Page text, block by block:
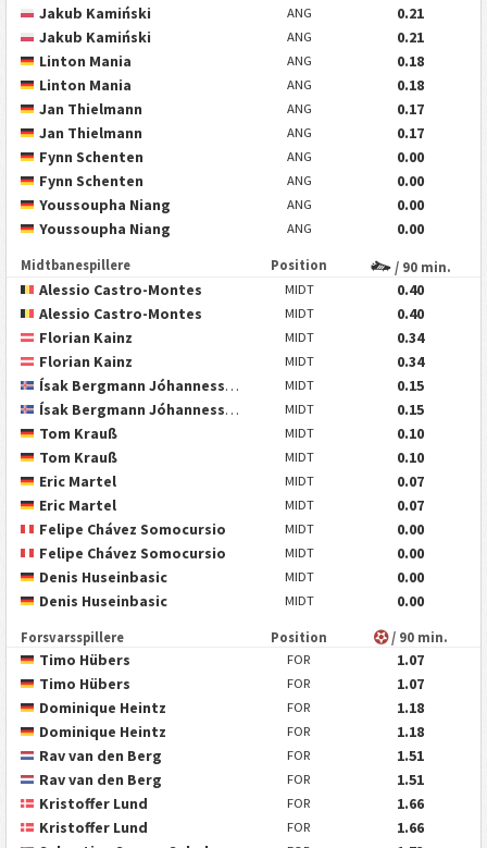
Jakub Kamiński
ANG
0.21
Jakub Kamiński
ANG
0.21
Linton Mania
ANG
0.18
Linton Mania
ANG
0.18
Jan Thielmann
ANG
0.17
Jan Thielmann
ANG
0.17
Fynn Schenten
ANG
0.00
Fynn Schenten
ANG
0.00
Youssoupha Niang
ANG
0.00
Youssoupha Niang
ANG 0.00
Midtbanespillere Position / 90 min.
Alessio Castro-Montes MIDT
0.40
Alessio Castro-Montes
MIDT
0.40
Florian Kainz
MIDT
0.34
Florian Kainz
MIDT
0.34
Ísak Bergmann Jóhannesson
MIDT
0.15
Ísak Bergmann Jóhannesson
MIDT
0.15
Tom Krauß
MIDT
0.10
Tom Krauß
MIDT
0.10
Eric Martel
MIDT
0.07
Eric Martel
MIDT
0.07
Felipe Chávez Somocursio
MIDT
0.00
Felipe Chávez Somocursio
MIDT
0.00
Denis Huseinbasic
MIDT
0.00
Denis Huseinbasic
MIDT 0.00
Forsvarsspillere Position / 90 min.
Timo Hübers FOR
1.07
Timo Hübers
FOR
1.07
Dominique Heintz
FOR
1.18
Dominique Heintz
FOR
1.18
Rav van den Berg
FOR
1.51
Rav van den Berg
FOR
1.51
Kristoffer Lund
FOR
1.66
Kristoffer Lund
FOR
1.66